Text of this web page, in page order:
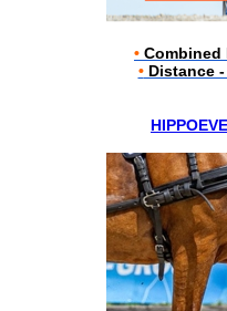
• Combined
•Distance -